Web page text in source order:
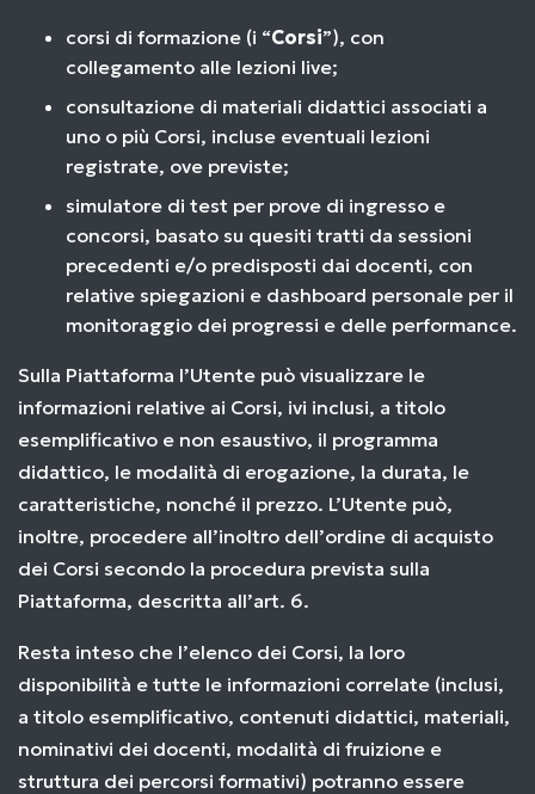
corsi di formazione (i “Corsi”), con
collegamento alle lezioni live;
consultazione di materiali didattici associati a
uno o più Corsi, incluse eventuali lezioni
registrate, ove previste;
simulatore di test per prove di ingresso e
concorsi, basato su quesiti tratti da sessioni
precedenti e/o predisposti dai docenti, con
relative spiegazioni e dashboard personale per il
monitoraggio dei progressi e delle performance.
Sulla Piattaforma l’Utente può visualizzare le
informazioni relative ai Corsi, ivi inclusi, a titolo
esemplificativo e non esaustivo, il programma
didattico, le modalità di erogazione, la durata, le
caratteristiche, nonché il prezzo. L’Utente può,
inoltre, procedere all’inoltro dell’ordine di acquisto
dei Corsi secondo la procedura prevista sulla
Piattaforma, descritta all’art. 6.
Resta inteso che l’elenco dei Corsi, la loro
disponibilità e tutte le informazioni correlate (inclusi,
a titolo esemplificativo, contenuti didattici, materiali,
nominativi dei docenti, modalità di fruizione e
struttura dei percorsi formativi) potranno essere